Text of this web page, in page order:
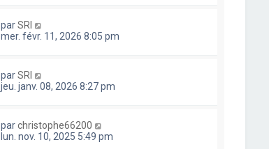
parSRI
mer. févr. 11, 2026 8:05 pm
parSRI
jeu. janv. 08, 2026 8:27 pm
parchristophe66200
lun. nov. 10, 2025 5:49 pm